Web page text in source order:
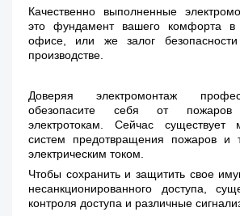
Качественно выполненные
это фундамент вашего комфорта
офисе, или же залог
производстве.
Доверяя электромонтаж
обезопасите себя от
электротокам. Сейчас существует
систем предотвращения пожаров и
электрическим током.
Чтобы сохранить и защитить свое
несанкционированного доступа,
контроля доступа и различные